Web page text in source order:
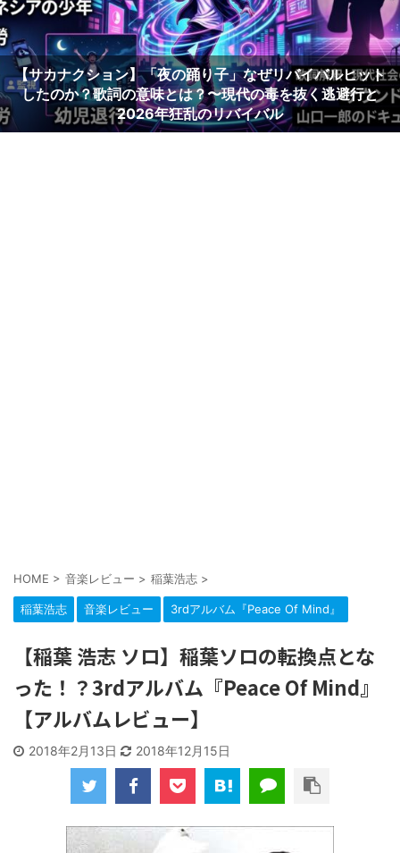
「C調言葉に御用心」歌詞の意味とは？～男は女に甘えられ
るのに弱い【サザンオールスターズ】
HOME > 音楽レビュー > 稲葉浩志 >
稲葉浩志 音楽レビュー 3rdアルバム『Peace Of Mind』
【稲葉 浩志 ソロ】稲葉ソロの転換点とな
った！？3rdアルバム『Peace Of Mind』
【アルバムレビュー】
2018年2月13日 2018年12月15日